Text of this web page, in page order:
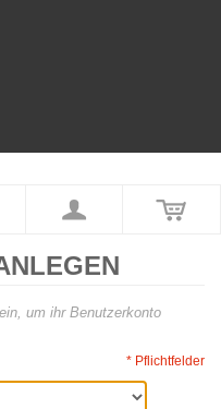
um ihr Benutzerkonto
* Pflichtfelder